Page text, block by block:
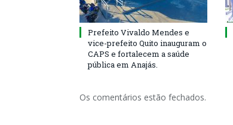
Prefeito Vivaldo Mendes e
vice-prefeito Quito inauguram o
CAPS e fortalecem a saúde
pública em Anajás.
Os comentários estão fechados.